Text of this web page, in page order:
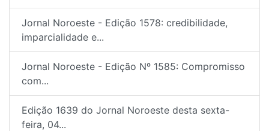
Jornal Noroeste - Edição 1578: credibilidade,
imparcialidade e...
Jornal Noroeste - Edição Nº 1585: Compromisso
com...
Edição 1639 do Jornal Noroeste desta sexta-
feira, 04...